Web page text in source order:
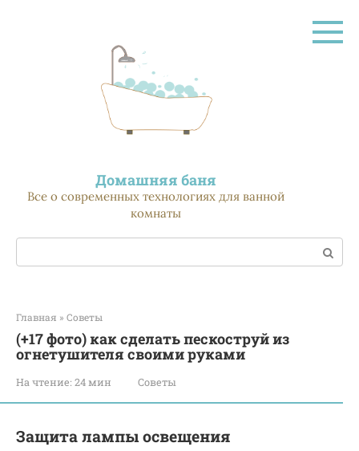
Домашняя баня
Все о современных технологиях для ванной
комнаты
Поиск:
Главная » Советы
(+17 фото) как сделать пескоструй из
огнетушителя своими руками
На чтение: 24 мин Советы
Защита лампы освещения